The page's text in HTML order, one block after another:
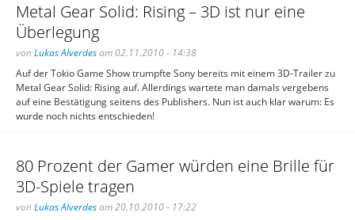
Metal Gear Solid: Rising – 3D ist nur eine
Überlegung
von Lukas Alverdesam 02.11.2010 - 14:38
Auf der Tokio Game Show trumpfte Sony bereits mit einem 3D-Trailer zu
Metal Gear Solid: Rising auf. Allerdings wartete man damals vergebens
auf eine Bestätigung seitens des Publishers. Nun ist auch klar warum: Es
wurde noch nichts entschieden!
80 Prozent der Gamer würden eine Brille für
3D-Spiele tragen
von Lukas Alverdesam 20.10.2010 - 17:22